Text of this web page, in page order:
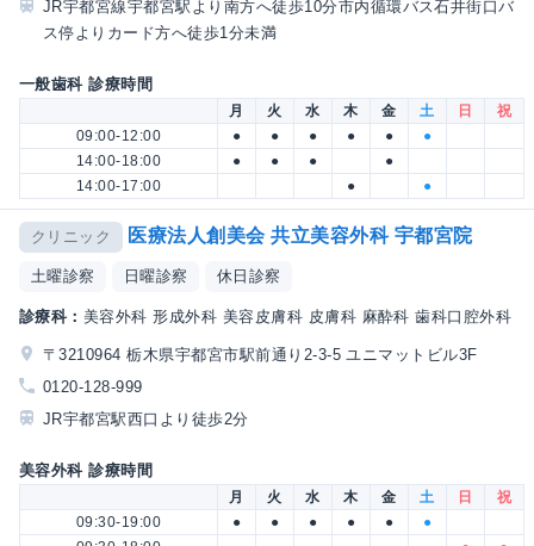
JR宇都宮線宇都宮駅より南方へ徒歩10分市内循環バス石井街口バ
ス停よりカード方へ徒歩1分未満
一般歯科 診療時間
月 火 水 木 金 土 日
祝
09:00-12:00
● ● ● ● ●
●
14:00-18:00
● ● ●
●
14:00-17:00
● ●
クリニック 医療法人創美会 共立美容外科 宇都宮院
土曜診察 日曜診察 休日診察
診療科： 美容外科 形成外科 美容皮膚科 皮膚科 麻酔科 歯科口腔外科
〒3210964 栃木県宇都宮市駅前通り2-3-5 ユニマットビル3F
0120-128-999
JR宇都宮駅西口より徒歩2分
美容外科 診療時間
月 火 水 木 金 土 日
祝
09:30-19:00
● ● ● ● ●
●